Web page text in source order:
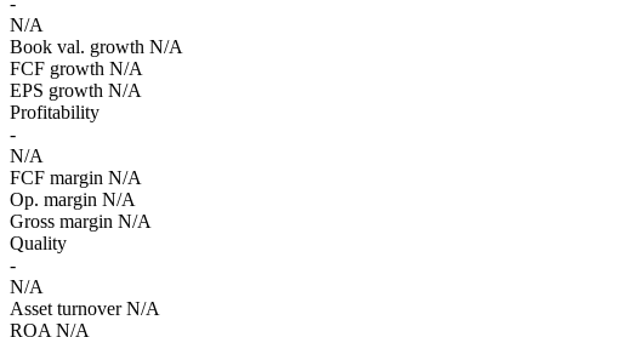
N/A
Book val. growth N/A
FCF growth N/A
EPS growth N/A
Profitability
-
N/A
FCF margin N/A
Op. margin N/A
Gross margin N/A
Quality
-
N/A
Asset turnover N/A
ROA N/A